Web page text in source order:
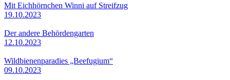
Mit Eichhörnchen Winni auf Streifzug
19.10.2023
Der andere Behördengarten
12.10.2023
Wildbienenparadies „Beefugium“
09.10.2023